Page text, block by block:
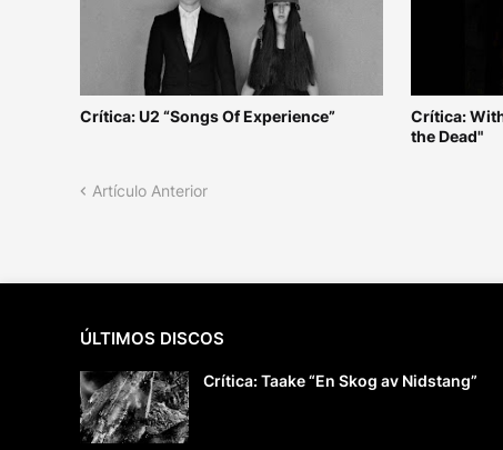
Crítica: U2 “Songs Of Experience”
Crítica:
the Dead"
Artículo Anterior
ÚLTIMOS DISCOS
Crítica: Taake “En Skog av Nidstang”